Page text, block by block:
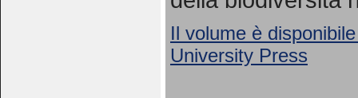
Il volume è
University Press